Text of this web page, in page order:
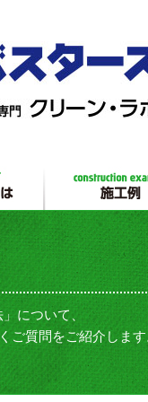
」について、
ご質問をご紹介しま